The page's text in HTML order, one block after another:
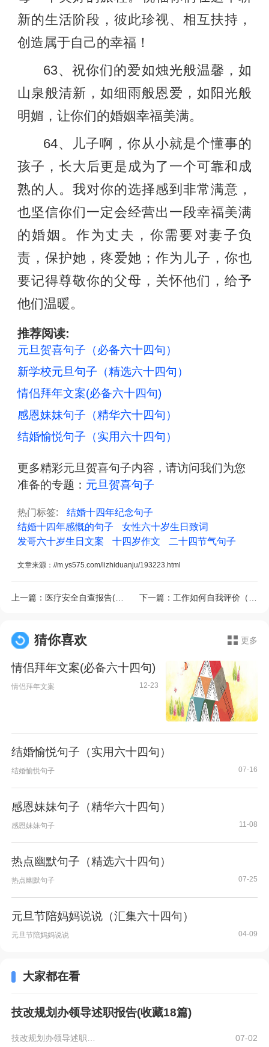
新的生活阶段，彼此珍视、相互扶持，
创造属于自己的幸福！
63、祝你们的爱如烛光般温馨，如
山泉般清新，如细雨般恩爱，如阳光般
明媚，让你们的婚姻幸福美满。
64、儿子啊，你从小就是个懂事的
孩子，长大后更是成为了一个可靠和成
熟的人。我对你的选择感到非常满意，
也坚信你们一定会经营出一段幸福美满
的婚姻。作为丈夫，你需要对妻子负
责，保护她，疼爱她；作为儿子，你也
要记得尊敬你的父母，关怀他们，给予
他们温暖。
推荐阅读:
元旦贺喜句子（必备六十四句）
新学校元旦句子（精选六十四句）
情侣拜年文案(必备六十四句)
感恩妹妹句子（精华六十四句）
结婚愉悦句子（实用六十四句）
更多精彩元旦贺喜句子内容，请访问我们为您
准备的专题： 元旦贺喜句子
热门标签:
结婚十四年纪念句子
结婚十四年感慨的句子
女性六十岁生日致词
发哥六十岁生日文案
十四岁作文 二十四节气句子
文章来源： //m.ys575.com/lizhiduanju/193223.html
上一篇： 医疗安全自查报告(精华10篇) 下一篇：工作如何自我评价（精选20篇）
猜你喜欢 更多
情侣拜年文案(必备六十四句)
情侣拜年文案 12-23
结婚愉悦句子（实用六十四句）
结婚愉悦句子 07-16
感恩妹妹句子（精华六十四句）
感恩妹妹句子 11-08
热点幽默句子（精选六十四句）
热点幽默句子 07-25
元旦节陪妈妈说说（汇集六十四句）
元旦节陪妈妈说说 04-09
大家都在看
技改规划办领导述职报告(收藏18篇)
07-02